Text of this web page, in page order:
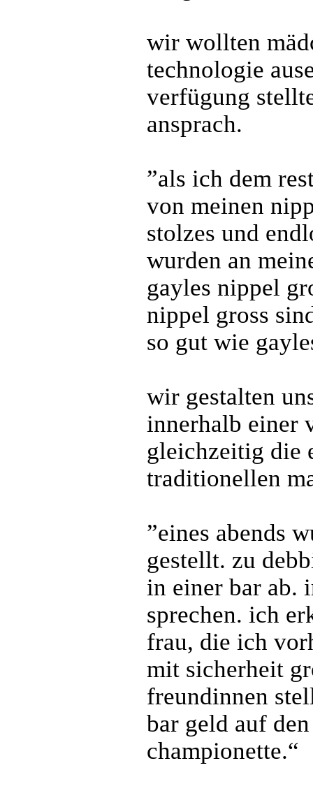
wir wollten
technologie
verfügung
ansprach.
”als ich dem
von meinen
stolzes und
wurden an
gayles nippel
nippel gross
so gut wie
wir gestalten
innerhalb einer
gleichzeitig die
traditionellen
”eines abends
gestellt. zu
in einer bar ab.
sprechen. ich
frau, die ich
mit sicherheit
freundinnen
bar geld auf
championette.“